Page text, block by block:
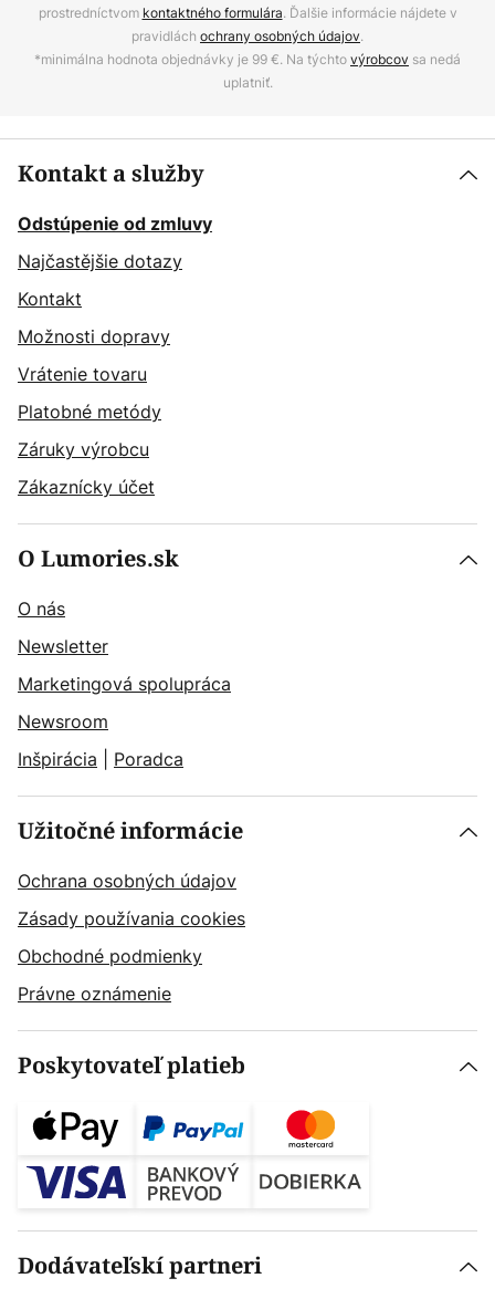
prostredníctvom kontaktného formulára. Ďalšie informácie nájdete v
pravidlách ochrany osobných údajov.
*minimálna hodnota objednávky je 99 €. Na týchtovýrobcov sa nedá
uplatniť.
Kontakt a služby
Odstúpenie od zmluvy
Najčastějšie dotazy
Kontakt
Možnosti dopravy
Vrátenie tovaru
Platobné metódy
Záruky výrobcu
Zákaznícky účet
O Lumories.sk
O nás
Newsletter
Marketingová spolupráca
Newsroom
Inšpirácia
Poradca
Užitočné informácie
Ochrana osobných údajov
Zásady používania cookies
Obchodné podmienky
Právne oznámenie
Poskytovateľ platieb
Dodávateľskí partneri